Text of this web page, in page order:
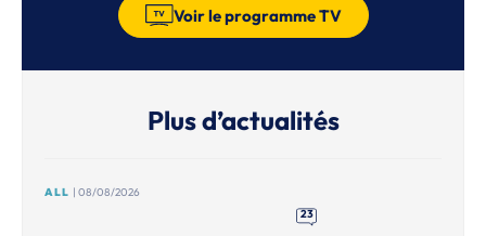
Voir le programme TV
Plus d’actualités
ALL | 08/08/2026
23